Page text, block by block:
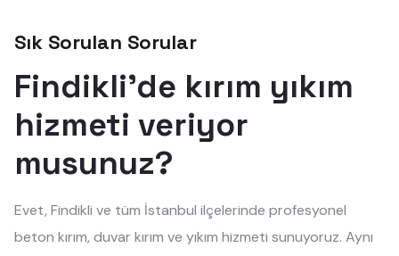
Sık Sorulan Sorular
Findikli'de kırım yıkım
hizmeti veriyor
musunuz?
Evet, Findikli ve tüm İstanbul ilçelerinde profesyonel
beton kırım, duvar kırım ve yıkım hizmeti sunuyoruz. Aynı